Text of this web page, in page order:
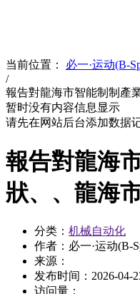
当前位置： 必一·运动(B-
/
報告對龍海市智能制制產
暂时没有内容信息显示
请先在网站后台添加数据记
報告對龍海
狀、、龍海
分类： 机械自动化
作者：必一·运动(B-
来源：
发布时间： 2026-04-
访问量：